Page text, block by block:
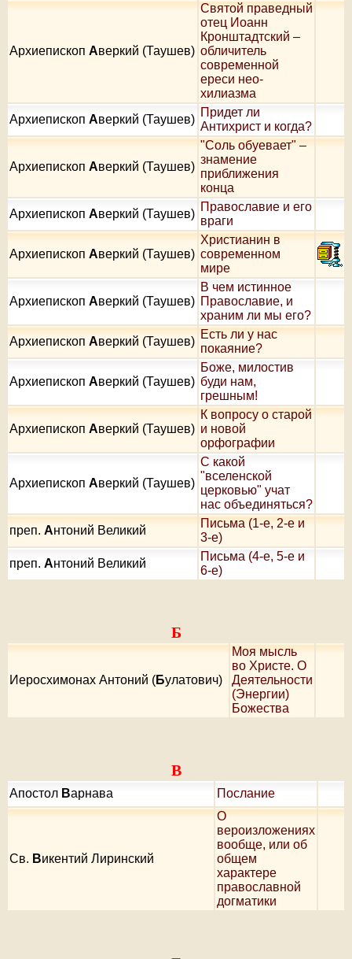
Архиепископ Аверкий (Таушев)
Святой праведный
отец Иоанн
Кронштадтский –
обличитель
современной
ереси нео-
хилиазма
Архиепископ Аверкий (Таушев)
Придет ли
Антихрист и когда?
Архиепископ Аверкий (Таушев)
"Соль обуевает" –
знамение
приближения
конца
Архиепископ Аверкий (Таушев)
Православие и его
враги
Архиепископ Аверкий (Таушев)
Христианин в
современном
мире
Архиепископ Аверкий (Таушев)
В чем истинное
Православие, и
храним ли мы его?
Архиепископ Аверкий (Таушев)
Есть ли у нас
покаяние?
Архиепископ Аверкий (Таушев)
Боже, милостив
буди нам,
грешным!
Архиепископ Аверкий (Таушев)
К вопросу о старой
и новой
орфографии
Архиепископ Аверкий (Таушев)
С какой
"вселенской
церковью" учат
нас объединяться?
преп. Антоний Великий
Письма (1-е, 2-е и
3-е)
преп. Антоний Великий
Письма (4-е, 5-е и
6-е)
Б
Иеросхимонах Антоний (Булатович)
Моя мысль
во Христе. О
Деятельности
(Энергии)
Божества
В
Апостол Варнава Послание
Cв. Викентий Лиринский
О
вероизложениях
вообще, или об
общем
характере
православной
догматики